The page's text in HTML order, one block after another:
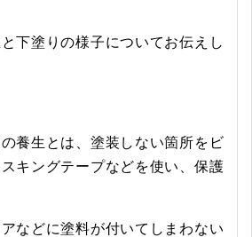
下塗りの様子についてお伝えし
養生とは、塗装しない箇所をビ
キングテープなどを使い、保護
などに塗料が付いてしまわない